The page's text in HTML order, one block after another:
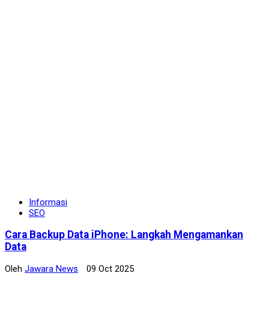
Informasi
SEO
Cara Backup Data iPhone: Langkah Mengamankan
Data
Oleh Jawara News 09 Oct 2025